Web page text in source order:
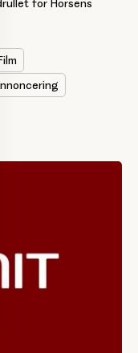
for Horsens